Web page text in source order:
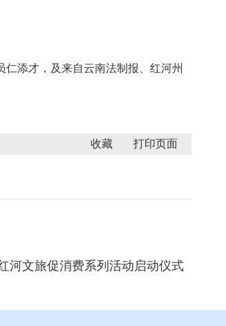
添才，及来自云南法制报、红河州
收藏
河文旅促消费系列活动启动仪式